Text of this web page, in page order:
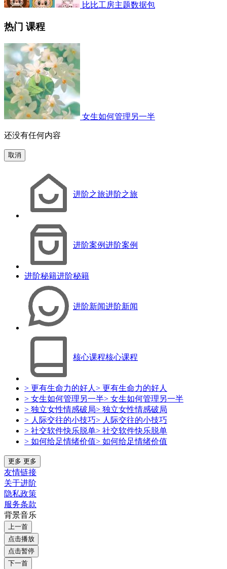
比比工房主题数据包
热门 课程
女生如何管理另一半
还没有任何内容
取消
进阶之旅进阶之旅
进阶案例进阶案例
进阶秘籍进阶秘籍
进阶新闻进阶新闻
核心课程核心课程
> 更有生命力的好人 > 更有生命力的好人
> 女生如何管理另一半> 女生如何管理另一半
> 独立女性情感破局> 独立女性情感破局
> 人际交往的小技巧> 人际交往的小技巧
> 社交软件快乐脱单> 社交软件快乐脱单
> 如何给足情绪价值> 如何给足情绪价值
更多 更多
友情链接
关于进阶
隐私政策
服务条款
背景音乐
上一首
点击播放
点击暂停
下一首